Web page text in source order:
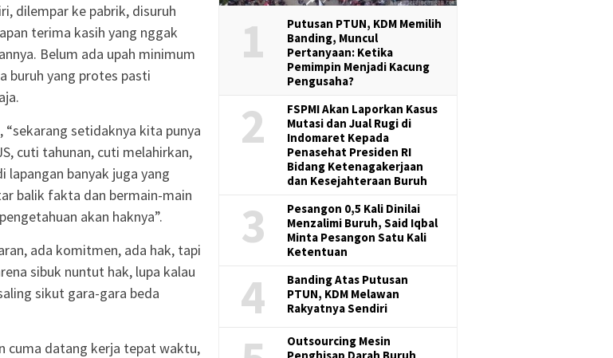
dilempar ke pabrik, disuruh
terima kasih yang nggak
Belum ada upah minimum
buruh yang protes pasti
setidaknya kita punya
cuti tahunan, cuti melahirkan,
lapangan banyak juga yang
balik fakta dan bermain-main
akan haknya”.
ada komitmen, ada hak, tapi
sibuk nuntut hak, lupa kalau
sikut gara-gara beda
cuma datang kerja tepat waktu,
1
Putusan PTUN, KDM Memilih
Banding, Muncul
Pertanyaan: Ketika
Pemimpin Menjadi Kacung
Pengusaha?
2
FSPMI Akan Laporkan Kasus
Mutasi dan Jual Rugi di
Indomaret Kepada
Penasehat Presiden RI
Bidang Ketenagakerjaan
dan Kesejahteraan Buruh
3
Pesangon 0,5 Kali Dinilai
Menzalimi Buruh, Said Iqbal
Minta Pesangon Satu Kali
Ketentuan
4
Banding Atas Putusan
PTUN, KDM Melawan
Rakyatnya Sendiri
Outsourcing Mesin
Penghisap Darah Buruh